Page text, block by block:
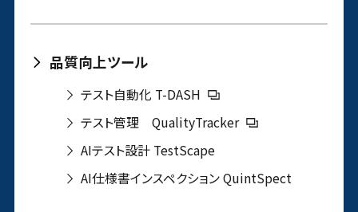
品質向上ツール
テスト自動化 T-DASH
テスト管理 QualityTracker
AIテスト設計 TestScape
AI仕様書インスペクション QuintSpect